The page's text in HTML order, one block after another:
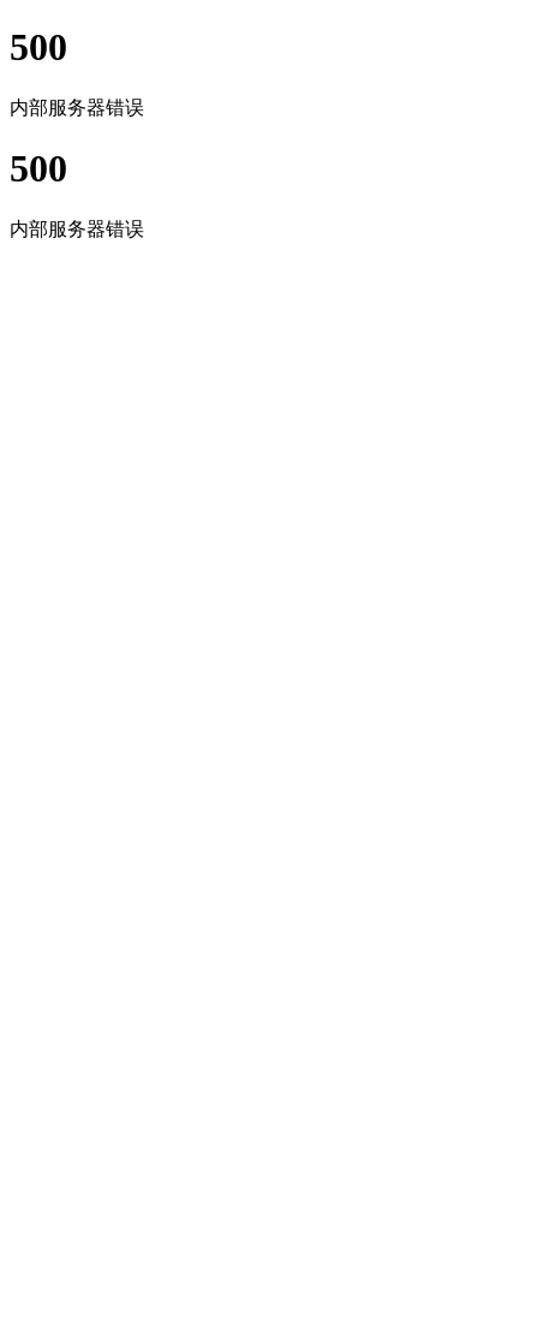
500
内部服务器错误
500
内部服务器错误